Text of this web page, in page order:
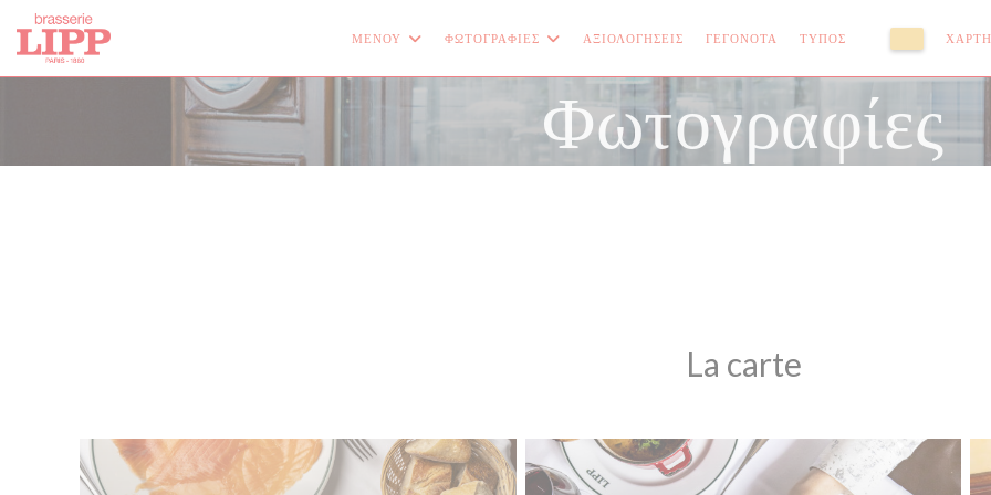
Πίνακας διαχείρισης "Μπισκότων" (Cookies)
ΜΕΝΟΎ ΦΩΤΟΓΡΑΦΊΕΣ ΑΞΙΟΛΟΓΉΣΕΙΣ ΓΕΓΟΝΌΤΑ ΤΎΠΟΣ
((ΑΝΟΊΓΕΙ ΣΕ
((ΑΝΟΊΓΕΙ
Φωτογραφίες
La carte